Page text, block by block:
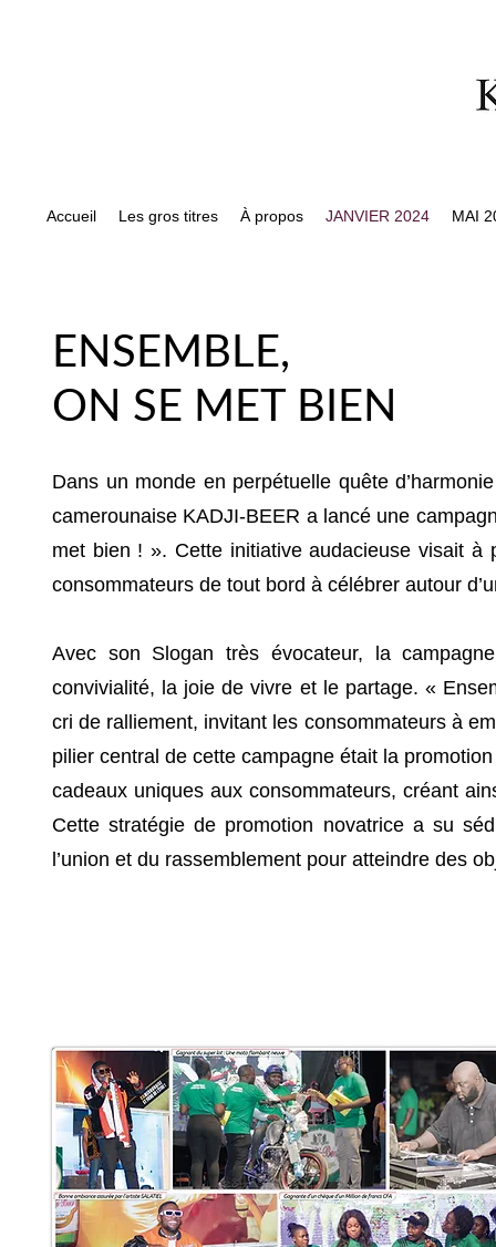
Accueil Les gros titres À propos JANVIER 2024 MAI
ENSEMBLE,
ON SE MET BIEN
Dans un monde en perpétuelle quête
camerounaise KADJI-BEER a lancé une
met bien ! ». Cette initiative audacieuse visait à
consommateurs de tout bord à célébrer autour
Avec son Slogan très évocateur, la
convivialité, la joie de vivre et le partage. «
cri de ralliement, invitant les consommateurs à
pilier central de cette campagne était la
cadeaux uniques aux consommateurs, créant
Cette stratégie de promotion novatrice a su
l’union et du rassemblement pour atteindre des